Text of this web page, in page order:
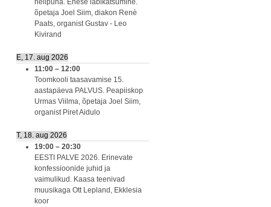
nelipüha. Enese läbikatsumine.
õpetaja Joel Siim, diakon Renè
Paats, organist Gustav - Leo
Kivirand
E, 17. aug 2026
11:00 – 12:00
Toomkooli taasavamise 15.
aastapäeva PALVUS. Peapiiskop
Urmas Viilma, õpetaja Joel Siim,
organist Piret Aidulo
T, 18. aug 2026
19:00 – 20:30
EESTI PALVE 2026. Erinevate
konfessioonide juhid ja
vaimulikud. Kaasa teenivad
muusikaga Ott Lepland, Ekklesia
koor